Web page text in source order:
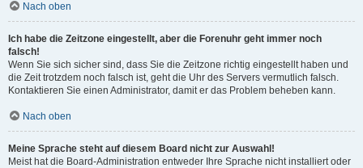
Nach oben
Ich habe die Zeitzone eingestellt, aber die Forenuhr geht immer noch
falsch!
Wenn Sie sich sicher sind, dass Sie die Zeitzone richtig eingestellt haben und
die Zeit trotzdem noch falsch ist, geht die Uhr des Servers vermutlich falsch.
Kontaktieren Sie einen Administrator, damit er das Problem beheben kann.
Nach oben
Meine Sprache steht auf diesem Board nicht zur Auswahl!
Meist hat die Board-Administration entweder Ihre Sprache nicht installiert oder